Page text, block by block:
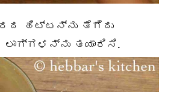
ಹಿಟ್ಟನ್ನು ತೆಗೆದು
ಲಾಗ್ಗಳನ್ನು ತಯಾರಿಸಿ.